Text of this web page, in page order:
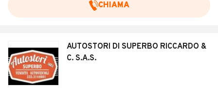
CHIAMA
AUTOSTORI DI SUPERBO RICCARDO &
C. S.A.S.